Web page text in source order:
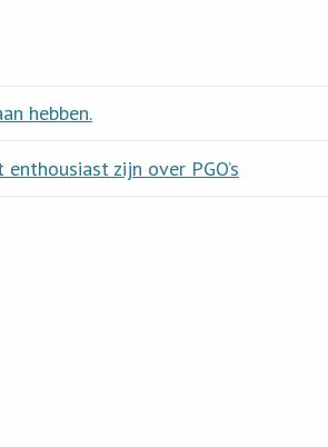
hebben.
zijn over PGO’s